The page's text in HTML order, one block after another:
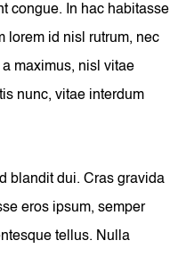
congue. In hac habitasse
lorem id nisl rutrum, nec
maximus, nisl vitae
nunc, vitae interdum
blandit dui. Cras gravida
eros ipsum, semper
tellus. Nulla